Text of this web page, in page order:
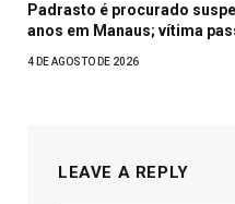
Padrasto é procurado
anos em Manaus; vítima
4 DE AGOSTO DE 2026
LEAVE A REPLY